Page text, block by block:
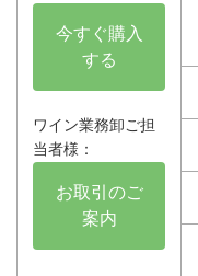
今すぐ購入
する
ワイン業務卸ご担
当者様：
お取引のご
案内